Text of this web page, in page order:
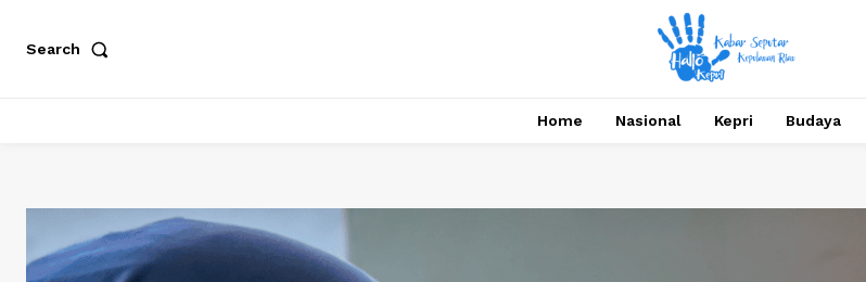
Search
Home Nasional Kepri Budaya